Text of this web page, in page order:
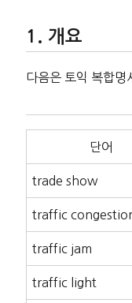
개요
다음은 토익 복합명
단어
trade show
traffic
traffic jam
traffic light